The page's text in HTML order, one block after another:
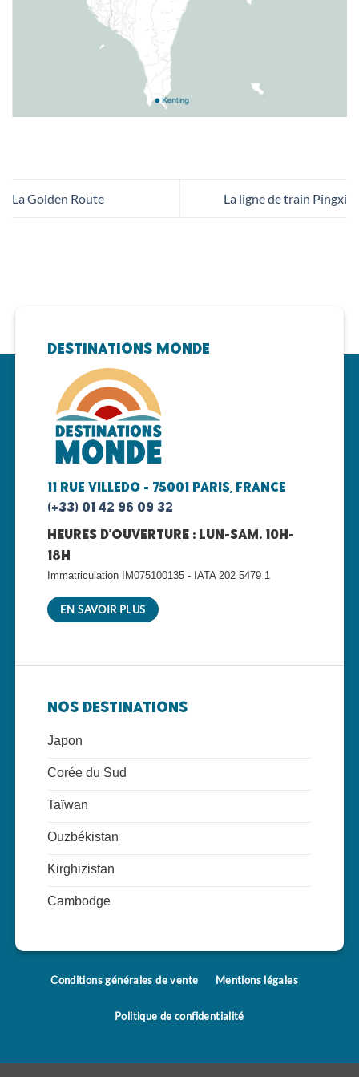
La Golden Route La ligne de train Pingxi
Destinations Monde
11 rue Villedo - 75001 Paris, FRANCE
(+33) 01 42 96 09 32
Heures d'ouverture : lun-sam. 10h-
18h
Immatriculation IM075100135 - IATA 202 5479 1
EN SAVOIR PLUS
Nos Destinations
Japon
Corée du Sud
Taïwan
Ouzbékistan
Kirghizistan
Cambodge
Conditions générales de vente Mentions légales
Politique de confidentialité